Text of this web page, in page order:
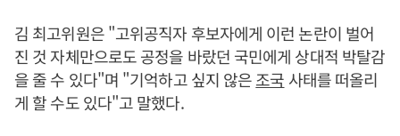
김 최고위원은 "고위공직자 후보자에게 이런 논란이 벌어
진 것 자체만으로도 공정을 바랐던 국민에게 상대적 박탈감
을 줄 수 있다"며 "기억하고 싶지 않은조국 사태를 떠올리
게 할 수도 있다"고 말했다.